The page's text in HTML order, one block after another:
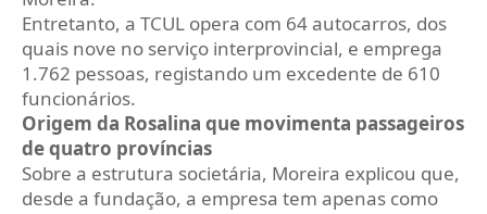
Entretanto, a TCUL opera com 64 autocarros, dos
quais nove no serviço interprovincial, e emprega
1.762 pessoas, registando um excedente de 610
funcionários.
Origem da Rosalina que movimenta passageiros
de quatro províncias
Sobre a estrutura societária, Moreira explicou que,
desde a fundação, a empresa tem apenas como